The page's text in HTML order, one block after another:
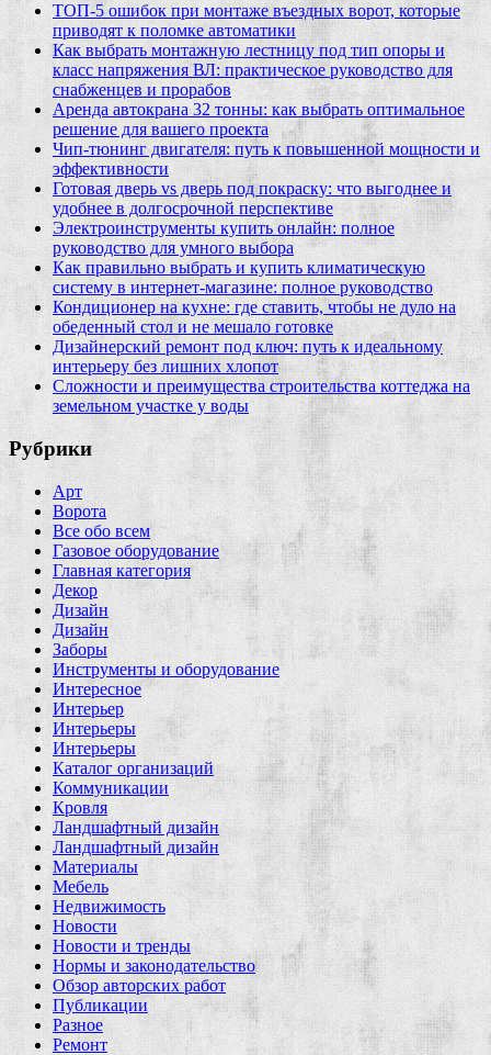
ТОП-5 ошибок при монтаже въездных ворот, которые
приводят к поломке автоматики
Как выбрать монтажную лестницу под тип опоры и
класс напряжения ВЛ: практическое руководство для
снабженцев и прорабов
Аренда автокрана 32 тонны: как выбрать оптимальное
решение для вашего проекта
Чип‑тюнинг двигателя: путь к повышенной мощности и
эффективности
Готовая дверь vs дверь под покраску: что выгоднее и
удобнее в долгосрочной перспективе
Электроинструменты купить онлайн: полное
руководство для умного выбора
Как правильно выбрать и купить климатическую
систему в интернет‑магазине: полное руководство
Кондиционер на кухне: где ставить, чтобы не дуло на
обеденный стол и не мешало готовке
Дизайнерский ремонт под ключ: путь к идеальному
интерьеру без лишних хлопот
Сложности и преимущества строительства коттеджа на
земельном участке у воды
Рубрики
Арт
Ворота
Все обо всем
Газовое оборудование
Главная категория
Декор
Дизайн
Дизайн
Заборы
Инструменты и оборудование
Интересное
Интерьер
Интерьеры
Интерьеры
Каталог организаций
Коммуникации
Кровля
Ландшафтный дизайн
Ландшафтный дизайн
Материалы
Мебель
Недвижимость
Новости
Новости и тренды
Нормы и законодательство
Обзор авторских работ
Публикации
Разное
Ремонт